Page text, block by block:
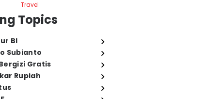
Travel
Topics
BI
Subianto
Gratis
Rupiah